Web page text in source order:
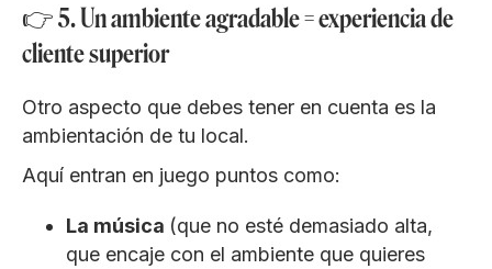
👉 5. Un ambiente agradable = experiencia de
cliente superior
Otro aspecto que debes tener en cuenta es la
ambientación de tu local.
Aquí entran en juego puntos como:
La música (que no esté demasiado alta,
que encaje con el ambiente que quieres